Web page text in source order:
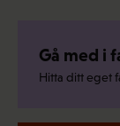
Gå med i
Hitta ditt eget